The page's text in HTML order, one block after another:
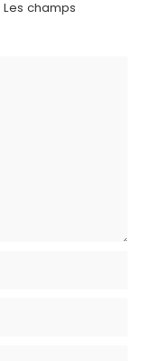
Les champs